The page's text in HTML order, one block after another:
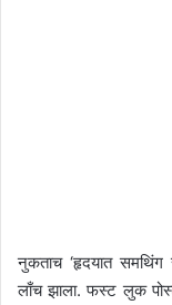
नुकताच ‘हृदयात
लाँच झाला. फस्ट लुक